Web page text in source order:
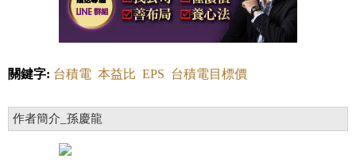
關鍵字: 台積電 本益比 EPS 台積電目標價
作者簡介_孫慶龍